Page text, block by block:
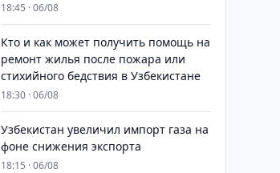
18:45 · 06/08
Кто и как может получить помощь на
ремонт жилья после пожара или
стихийного бедствия в Узбекистане
18:30 · 06/08
Узбекистан увеличил импорт газа на
фоне снижения экспорта
18:15 · 06/08